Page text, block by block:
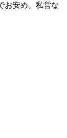
お安め。私営な